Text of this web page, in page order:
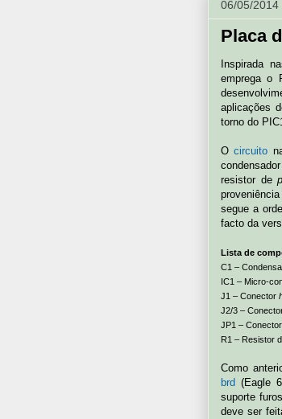
06/05/2014
Placa
Inspirada
emprega o
aplicações
torno do
Ocircuito
resistor de
segue a
facto da
Lista de
C1 –
IC1 – Micro-
J1 – Conector
J2/3 –
JP1 – Conector
R1 – Resistor
Como
brd (Eagle
suporte
deve ser